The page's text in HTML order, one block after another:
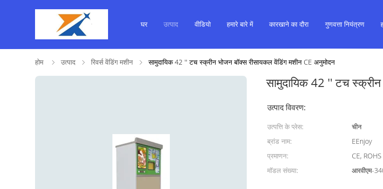
घर उत्पाद वीडियो हमारे बारे में कारखाने का दौरा गुणवत्ता नियंत्रण
होम उत्पाद रिवर्स वेंडिंग मशीन सामुदायिक 42 '' टच स्क्रीन भोजन बॉक्स रीसायकल वेंडिंग मशीन CE अनुमोदन
सामुदायिक 42 '' टच
उत्पाद विवरण:
उत्पत्ति के प्लेस:
चीन
ब्रांड नाम:
EEnjoy
प्रमाणन:
CE, ROHS
मॉडल संख्या:
आरवीएम-